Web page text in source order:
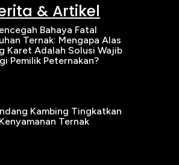
& Artikel
Bahaya Fatal
Ternak: Mengapa Alas
Karet Adalah Solusi Wajib
Pemilik Peternakan?
Kambing Tingkatkan
Kenyamanan Ternak